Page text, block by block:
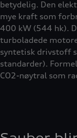
betydelig. Den
mye kraft som
400 kW (544 hk).
turboladede
syntetisk drivstoff
standarder).
CO2-nøytral som